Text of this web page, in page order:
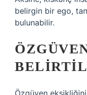
belirgin bir ego,
bulunabilir.
Özgüven